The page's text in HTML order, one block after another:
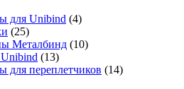
для Unibind (4)
(25)
Металбинд (10)
(13)
для переплетчиков (14)